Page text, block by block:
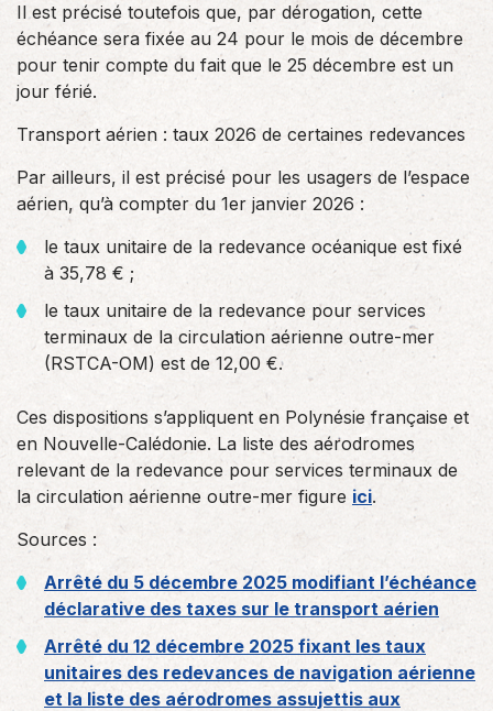
Il est précisé toutefois que, par dérogation, cette
échéance sera fixée au 24 pour le mois de décembre
pour tenir compte du fait que le 25 décembre est un
jour férié.
Transport aérien : taux 2026 de certaines redevances
Par ailleurs, il est précisé pour les usagers de l’espace
aérien, qu’à compter du 1er janvier 2026 :
le taux unitaire de la redevance océanique est fixé
à 35,78 € ;
le taux unitaire de la redevance pour services
terminaux de la circulation aérienne outre-mer
(RSTCA-OM) est de 12,00 €.
Ces dispositions s’appliquent en Polynésie française et
en Nouvelle-Calédonie. La liste des aérodromes
relevant de la redevance pour services terminaux de
la circulation aérienne outre-mer figure ici.
Sources :
Arrêté du 5 décembre 2025 modifiant l’échéance
déclarative des taxes sur le transport aérien
Arrêté du 12 décembre 2025 fixant les taux
unitaires des redevances de navigation aérienne
et la liste des aérodromes assujettis aux